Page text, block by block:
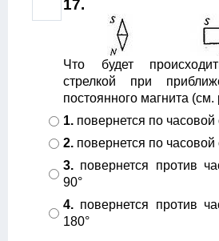
17.
Что будет
стрелкой при
постоянного магнита (см.
1. повернется по часовой
2. повернется по часовой
3. повернется против
90°
4. повернется против
180°